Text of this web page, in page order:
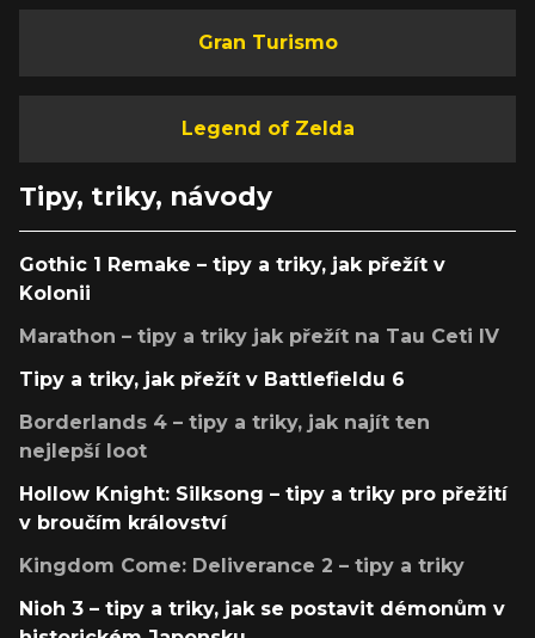
Gran Turismo
Legend of Zelda
Tipy, triky, návody
Gothic 1 Remake – tipy a triky, jak přežít v
Kolonii
Marathon – tipy a triky jak přežít na Tau Ceti IV
Tipy a triky, jak přežít v Battlefieldu 6
Borderlands 4 – tipy a triky, jak najít ten
nejlepší loot
Hollow Knight: Silksong – tipy a triky pro přežití
v broučím království
Kingdom Come: Deliverance 2 – tipy a triky
Nioh 3 – tipy a triky, jak se postavit démonům v